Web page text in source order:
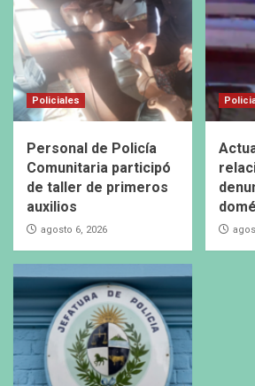
Policiales
Personal de Policía
Comunitaria participó
de taller de primeros
auxilios
agosto 6, 2026